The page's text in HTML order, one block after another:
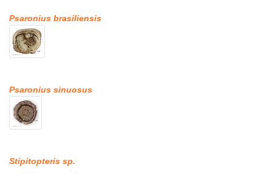
Psaronius brasiliensis
Psaronius sinuosus
Stipitopteris sp.